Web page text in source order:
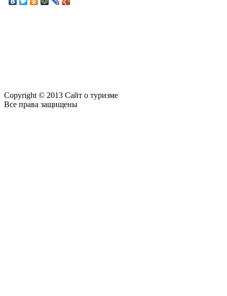
Copyright © 2013 Сайт о туризме
Все права защищены